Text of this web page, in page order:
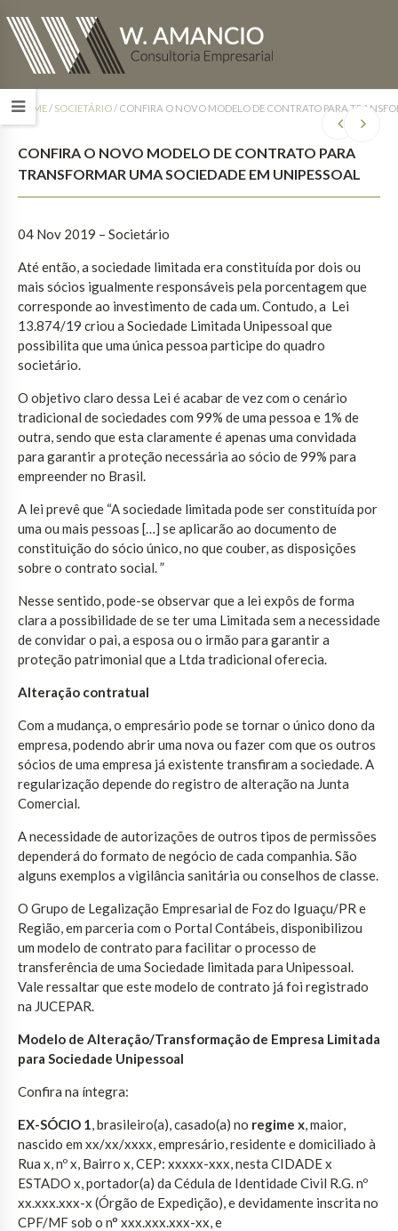
HOME/ SOCIETÁRIO/ CONFIRA O NOVO MODELO DE CONTRATO PARA
CONFIRA O NOVO MODELO DE CONTRATO PARA
TRANSFORMAR UMA SOCIEDADE EM UNIPESSOAL
04 Nov 2019 – Societário
Até então, a sociedade limitada era constituída por dois ou
mais sócios igualmente responsáveis pela porcentagem que
corresponde ao investimento de cada um. Contudo, a Lei
13.874/19 criou a Sociedade Limitada Unipessoal que
possibilita que uma única pessoa participe do quadro
societário.
O objetivo claro dessa Lei é acabar de vez com o cenário
tradicional de sociedades com 99% de uma pessoa e 1% de
outra, sendo que esta claramente é apenas uma convidada
para garantir a proteção necessária ao sócio de 99% para
empreender no Brasil.
A lei prevê que “A sociedade limitada pode ser constituída por
uma ou mais pessoas […] se aplicarão ao documento de
constituição do sócio único, no que couber, as disposições
sobre o contrato social. ”
Nesse sentido, pode-se observar que a lei expôs de forma
clara a possibilidade de se ter uma Limitada sem a necessidade
de convidar o pai, a esposa ou o irmão para garantir a
proteção patrimonial que a Ltda tradicional oferecia.
Alteração contratual
Com a mudança, o empresário pode se tornar o único dono da
empresa, podendo abrir uma nova ou fazer com que os outros
sócios de uma empresa já existente transfiram a sociedade. A
regularização depende do registro de alteração na Junta
Comercial.
A necessidade de autorizações de outros tipos de permissões
dependerá do formato de negócio de cada companhia. São
alguns exemplos a vigilância sanitária ou conselhos de classe.
O Grupo de Legalização Empresarial de Foz do Iguaçu/PR e
Região, em parceria com o Portal Contábeis, disponibilizou
um modelo de contrato para facilitar o processo de
transferência de uma Sociedade limitada para Unipessoal.
Vale ressaltar que este modelo de contrato já foi registrado
na JUCEPAR.
Modelo de Alteração/Transformação de Empresa Limitada
para Sociedade Unipessoal
Confira na íntegra:
EX-SÓCIO 1, brasileiro(a), casado(a) no regime x, maior,
nascido em xx/xx/xxxx, empresário, residente e domiciliado à
Rua x, nº x, Bairro x, CEP: xxxxx-xxx, nesta CIDADE x
ESTADO x, portador(a) da Cédula de Identidade Civil R.G. nº
xx.xxx.xxx-x (Órgão de Expedição), e devidamente inscrita no
CPF/MF sob o n° xxx.xxx.xxx-xx, e